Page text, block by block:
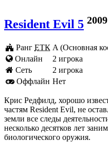
Resident Evil 5 2009
Ранг ЕТК A (Основная
Онлайн
2 игрока
Cеть
2 игрока
Оффлайн Нет
Крис Редфилд, хорошо
частям Resident Evil, не
земли все следы
несколько десятков лет
биологического оружия.